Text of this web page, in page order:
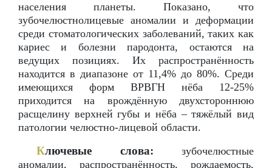
населения планеты. Показано, что
зубочелюстнолицевые аномалии и деформации
среди стоматологических заболеваний, таких как
кариес и болезни пародонта, остаются на
ведущих позициях. Их распространённость
находится в диапазоне от 11,4% до 80%. Среди
имеющихся форм ВРВГН нёба 12-25%
приходится на врождённую двухстороннюю
расщелину верхней губы и нёба – тяжёлый вид
патологии челюстно-лицевой области.
Ключевые слова: зубочелюстные
аномалии, распространённость, рождаемость,